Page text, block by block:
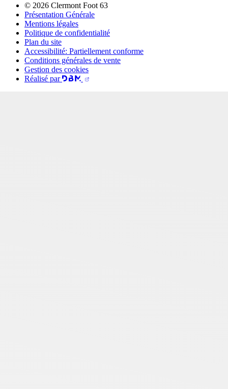
© 2026 Clermont Foot 63
Présentation Générale
Mentions légales
Politique de confidentialité
Plan du site
Accessibilité: Partiellement conforme
Conditions générales de vente
Gestion des cookies
Réalisé par